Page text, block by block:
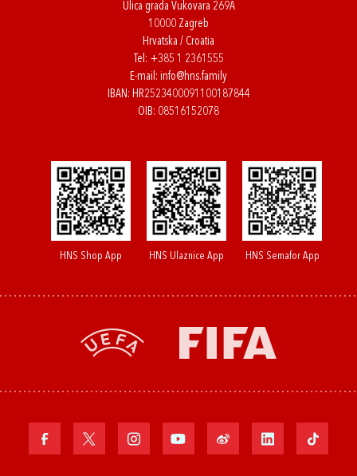
Ulica grada Vukovara 269A
10000 Zagreb
Hrvatska / Croatia
Tel: +385 1 2361555
E-mail: info@hns.family
IBAN: HR2523400091100187844
OIB: 08516152078
HNS Shop App HNS Ulaznice App HNS Semafor App